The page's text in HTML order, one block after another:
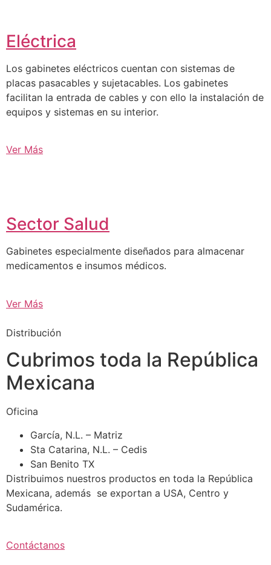
Eléctrica
Los gabinetes eléctricos cuentan con sistemas de
placas pasacables y sujetacables. Los gabinetes
facilitan la entrada de cables y con ello la instalación de
equipos y sistemas en su interior.
Ver Más
Sector Salud
Gabinetes especialmente diseñados para almacenar
medicamentos e insumos médicos.
Ver Más
Distribución
Cubrimos toda la República
Mexicana
Oficina
García, N.L. – Matriz
Sta Catarina, N.L. – Cedis
San Benito TX
Distribuimos nuestros productos en toda la República
Mexicana, además se exportan a USA, Centro y
Sudamérica.
Contáctanos